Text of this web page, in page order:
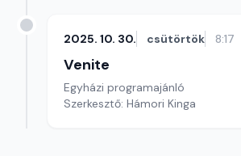
2025. 10. 30. csütörtök 8:17
Venite
Egyházi programajánló
Szerkesztő: Hámori Kinga